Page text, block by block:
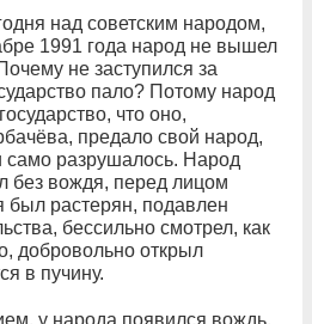
над советским народом,
1991 года народ не вышел
не заступился за
пало? Потому народ
что оно,
предало свой народ,
само разрушалось. Народ
без вождя, перед лицом
был растерян, подавлен
бессильно смотрел, как
добровольно открыл
в пучину.
у народа появился вождь.